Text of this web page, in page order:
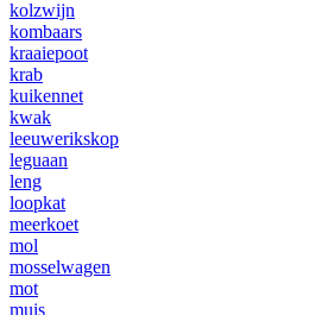
kolzwijn
kombaars
kraaiepoot
krab
kuikennet
kwak
leeuwerikskop
leguaan
leng
loopkat
meerkoet
mol
mosselwagen
mot
muis